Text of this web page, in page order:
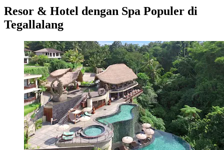
Resor & Hotel dengan Spa Populer di
Tegallalang